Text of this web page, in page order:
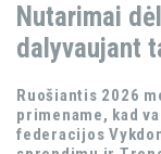
Nutarimai
dalyvaujant
Ruošiantis 2026
primename, kad
federacijos